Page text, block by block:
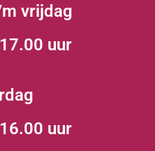
vrijdag
uur
uur